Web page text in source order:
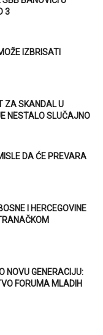
3
IZBRISATI
ZA SKANDAL U
NESTALO SLUČAJNO
DA ĆE PREVARA
I HERCEGOVINE
NOVU GENERACIJU:
FORUMA MLADIH